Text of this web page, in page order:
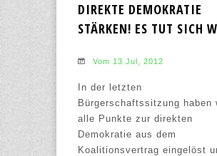
DIREKTE DEMOKRATIE
STÄRKEN! ES TUT SICH
Vom 13 Jul, 2012
In der letzten
Bürgerschaftssitzung haben
alle Punkte zur direkten
Demokratie aus dem
Koalitionsvertrag eingelöst